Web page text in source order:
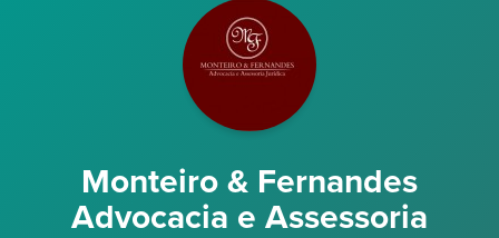
Monteiro & Fernandes
Advocacia e Assessoria